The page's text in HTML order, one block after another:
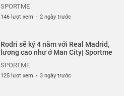
SPORTME
146 lượt xem - 2 ngày trước
Rodri sẽ ký 4 năm với Real Madrid,
lương cao như ở Man City| Sportme
SPORTME
125 lượt xem - 3 ngày trước